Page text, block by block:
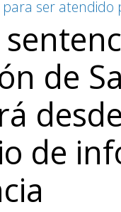
ser
de
de